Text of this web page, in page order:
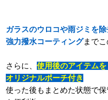
ガラスのウロコや雨ジミを
強力撥水コーティングまでこ
さらに、 使用後のアイテム
オリジナルポーチ付き
使った後もまとめた状態で